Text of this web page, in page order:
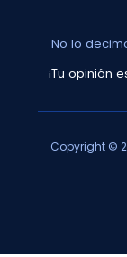
No lo
¡Tu opinión
Copyright ©